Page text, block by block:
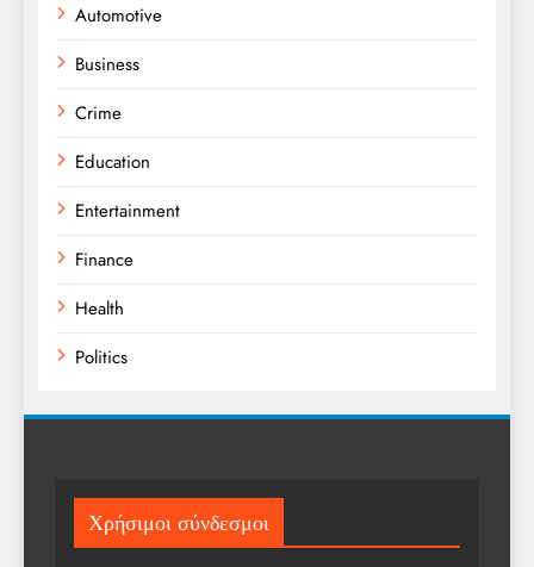
Automotive
Business
Crime
Education
Entertainment
Finance
Health
Politics
Sport
Sports
Χρήσιμοι σύνδεσμοι